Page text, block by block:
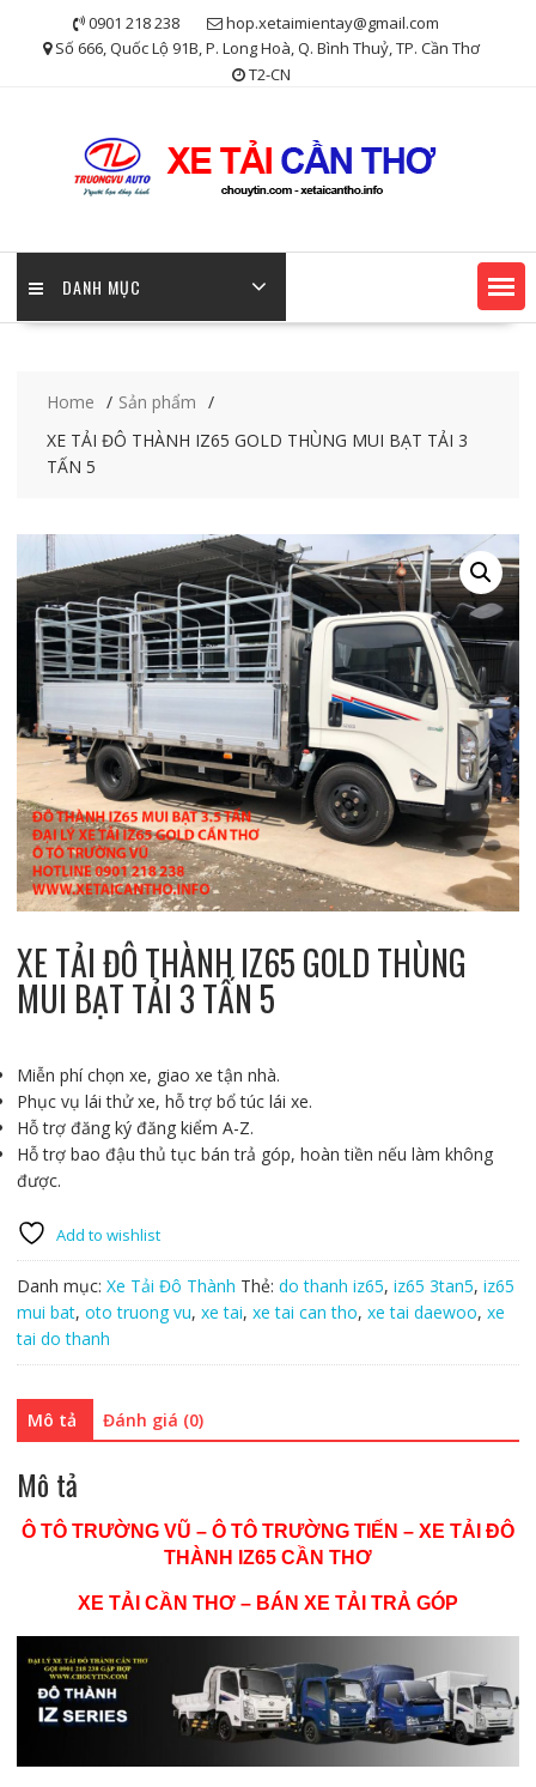
0901 218 238
hop.xetaimientay@gmail.com
Số 666, Quốc Lộ 91B, P. Long Hoà, Q. Bình Thuỷ, TP. Cần Thơ
T2-CN
DANH MỤC
Home
Sản phẩm
XE TẢI ĐÔ THÀNH IZ65 GOLD THÙNG MUI BẠT TẢI 3
TẤN 5
XE TẢI ĐÔ THÀNH IZ65 GOLD THÙNG
MUI BẠT TẢI 3 TẤN 5
Miễn phí chọn xe, giao xe tận nhà.
Phục vụ lái thử xe, hỗ trợ bổ túc lái xe.
Hỗ trợ đăng ký đăng kiểm A-Z.
Hỗ trợ bao đậu thủ tục bán trả góp, hoàn tiền nếu làm không
được.
Add to wishlist
Danh mục: Xe Tải Đô Thành Thẻ: do thanh iz65, iz65 3tan5, iz65
mui bat, oto truong vu, xe tai, xe tai can tho, xe tai daewoo, xe
tai do thanh
Mô tả Đánh giá (0)
Mô tả
Ô TÔ TRƯỜNG VŨ – Ô TÔ TRƯỜNG TIẾN – XE TẢI ĐÔ
THÀNH IZ65 CẦN THƠ
XE TẢI CẦN THƠ – BÁN XE TẢI TRẢ GÓP